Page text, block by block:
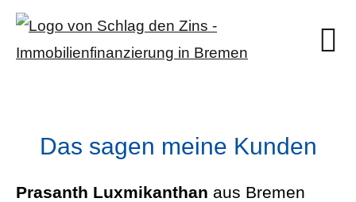
Das sagen meine Kunden
Prasanth Luxmikanthan aus Bremen